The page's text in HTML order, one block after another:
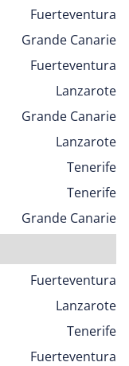
Fuerteventura
Grande Canarie
Fuerteventura
Lanzarote
Grande Canarie
Lanzarote
Tenerife
Tenerife
Grande Canarie
Fuerteventura
Lanzarote
Tenerife
Fuerteventura